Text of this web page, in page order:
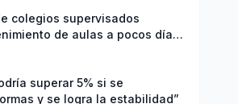
colegios supervisados
de aulas a pocos días
escolar 2026
superar 5% si se
y se logra la estabilidad”